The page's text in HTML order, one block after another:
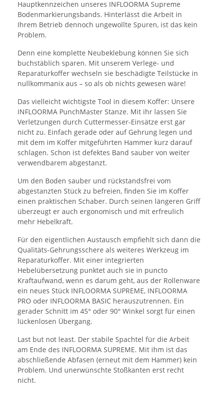
Hauptkennzeichen unseres INFLOORMA Supreme
Bodenmarkierungsbands. Hinterlässt die Arbeit in
Ihrem Betrieb dennoch ungewollte Spuren, ist das kein
Problem.
Denn eine komplette Neubeklebung können Sie sich
buchstäblich sparen. Mit unserem Verlege- und
Reparaturkoffer wechseln sie beschädigte Teilstücke in
nullkommanix aus – so als ob nichts gewesen wäre!
Das vielleicht wichtigste Tool in diesem Koffer: Unsere
INFLOORMA PunchMaster Stanze. Mit ihr lassen Sie
Verletzungen durch Cuttermesser-Einsätze erst gar
nicht zu. Einfach gerade oder auf Gehrung legen und
mit dem im Koffer mitgeführten Hammer kurz darauf
schlagen. Schon ist defektes Band sauber von weiter
verwendbarem abgestanzt.
Um den Boden sauber und rückstandsfrei vom
abgestanzten Stück zu befreien, finden Sie im Koffer
einen praktischen Schaber. Durch seinen längeren Griff
überzeugt er auch ergonomisch und mit erfreulich
mehr Hebelkraft.
Für den eigentlichen Austausch empfiehlt sich dann die
Qualitäts-Gehrungsschere als weiteres Werkzeug im
Reparaturkoffer. Mit einer integrierten
Hebelübersetzung punktet auch sie in puncto
Kraftaufwand, wenn es darum geht, aus der Rollenware
ein neues Stück INFLOORMA SUPREME, INFLOORMA
PRO oder INFLOORMA BASIC herauszutrennen. Ein
gerader Schnitt im 45° oder 90° Winkel sorgt für einen
lückenlosen Übergang.
Last but not least. Der stabile Spachtel für die Arbeit
am Ende des INFLOORMA SUPREME. Mit ihm ist das
abschließende Abfasen (erneut mit dem Hammer) kein
Problem. Und unerwünschte Stoßkanten erst recht
nicht.